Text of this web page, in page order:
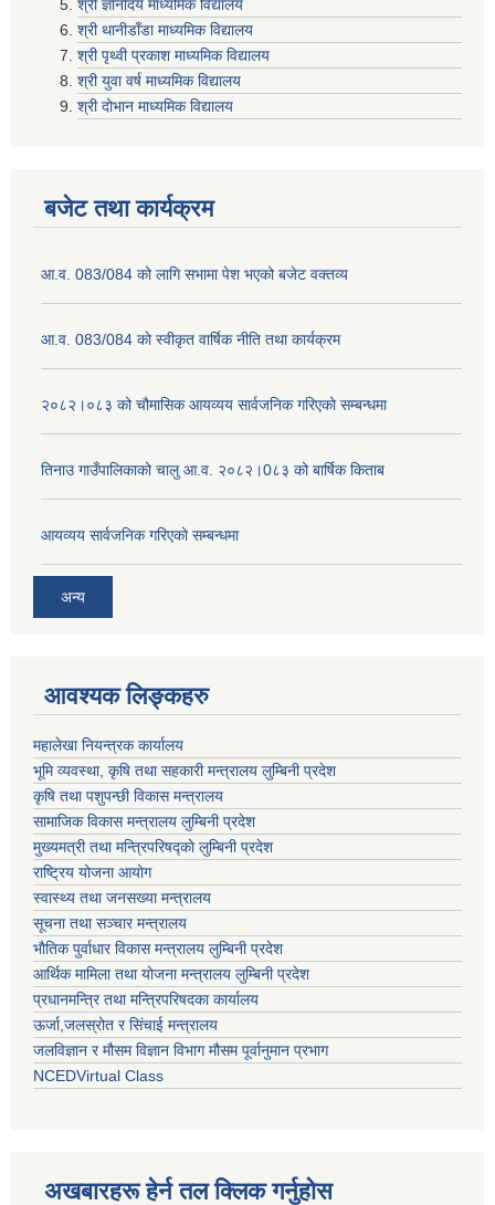
श्री ज्ञानोदय माध्यमिक विद्यालय
श्री थानीडाँडा माध्यमिक विद्यालय
श्री पृथ्वी प्रकाश माध्यमिक विद्यालय
श्री युवा वर्ष माध्यमिक विद्यालय
श्री दोभान माध्यमिक विद्यालय
बजेट तथा कार्यक्रम
आ.व. 083/084 को लागि सभामा पेश भएको बजेट वक्तव्य
आ.व. 083/084 को स्वीकृत वार्षिक नीति तथा कार्यक्रम
२०८२।०८३ को चौमासिक आयव्यय सार्वजनिक गरिएको सम्बन्धमा
तिनाउ गाउँपालिकाको चालु आ.व. २०८२।0८३ को बार्षिक किताब
आयव्यय सार्वजनिक गरिएको सम्बन्धमा
अन्य
आवश्यक लिङ्कहरु
महालेखा नियन्त्रक कार्यालय
भूमि व्यवस्था, कृषि तथा सहकारी मन्त्रालय लुम्बिनी प्रदेश
कृषि तथा पशुपन्छी विकास मन्त्रालय
सामाजिक विकास मन्त्रालय लुम्बिनी प्रदेश
मुख्यमत्री तथा मन्त्रिपरिषद्काे लुम्बिनी प्रदेश
राष्ट्रिय योजना आयोग
स्वास्थ्य तथा जनसख्या मन्त्रालय
सूचना तथा सञ्चार मन्त्रालय
भाैतिक पुर्वाधार विकास मन्त्रालय लुम्बिनी प्रदेश
आर्थिक मामिला तथा योजना मन्त्रालय लुम्बिनी प्रदेश
प्रधानमन्त्रि तथा मन्त्रिपरिषदका कार्यालय
ऊर्जा,जलस्रोत र सिंचाई मन्त्रालय
जलविज्ञान र मौसम विज्ञान विभाग मौसम पूर्वानुमान प्रभाग
NCEDVirtual Class
अखबारहरू हेर्न तल क्लिक गर्नुहोस